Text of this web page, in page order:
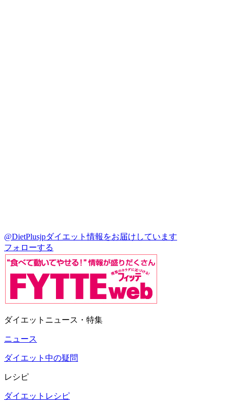
@DietPlusjpダイエット情報をお届けしています
フォローする
ダイエットニュース・特集
ニュース
ダイエット中の疑問
レシピ
ダイエットレシピ